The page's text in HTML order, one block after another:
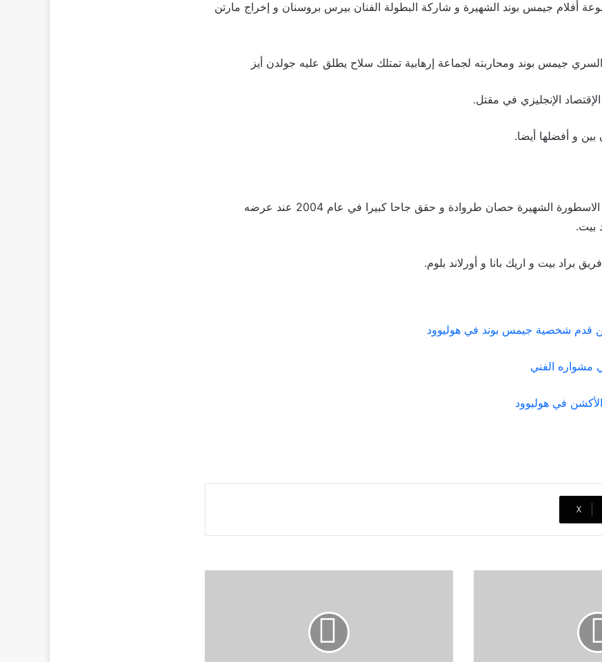
أفلام جيمس بوند الشهيرة و شاركة البطولة الفنان بيرس بروسنان و إخراج مارتن
جيمس بوند ومحاربته لجماعة إرهابية تمتلك سلاح يطلق عليه جولدن أيز
الإنجليزي في مقتل.
و أفضلها أيضا.
الشهيرة حصان طروادة و حقق جاحا كبيرا في عام 2004 عند عرضه
بيت.
براد بيت و اريك بانا و أورلاند بلوم.
قدم شخصية جيمس بوند في هوليوود
مشواره الفني
في هوليوود
‫X